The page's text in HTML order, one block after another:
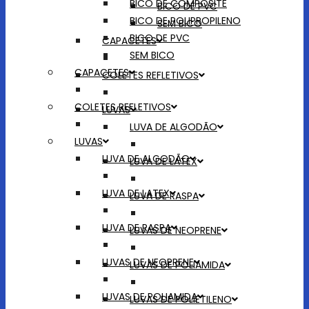
BICO DE PVC
SEM BICO
CAPACETES
COLETES REFLETIVOS
LUVAS
LUVA DE ALGODÃO
LUVA DE LATEX
LUVA DE RASPA
LUVAS DE NEOPRENE
LUVAS DE POLIAMIDA
LUVAS DE POLIETILENO
BICO DE COMPOSITE
BICO DE POLIPROPILENO
BICO DE PVC
SEM BICO
CAPACETES
COLETES REFLETIVOS
LUVAS
LUVA DE ALGODÃO
LUVA DE LATEX
LUVA DE RASPA
LUVAS DE NEOPRENE
LUVAS DE POLIAMIDA